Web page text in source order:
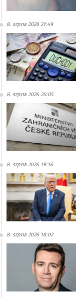
8. srpna 2026 21:49
8. srpna 2026 20:05
8. srpna 2026 19:16
8. srpna 2026 18:02